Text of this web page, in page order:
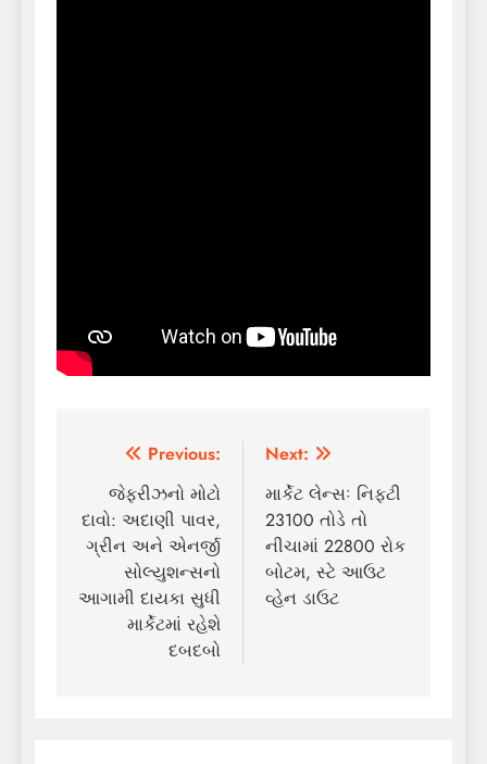
Post
navigation
Previous:
જેફરીઝનો મોટો
દાવો: અદાણી પાવર,
ગ્રીન અને એનર્જી
સોલ્યુશન્સનો
આગામી દાયકા સુધી
માર્કેટમાં રહેશે
દબદબો
Next:
માર્કેટ લેન્સઃ નિફ્ટી
23100 તોડે તો
નીચામાં 22800 રોક
બોટમ, સ્ટે આઉટ
વ્હેન ડાઉટ